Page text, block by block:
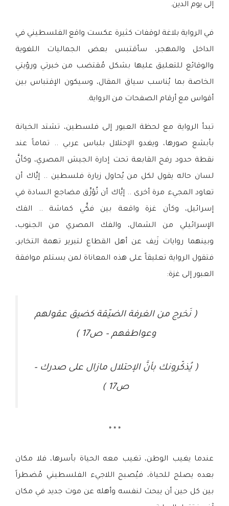
إلى يوم الدين.
في الرواية بلاغة لوقفات كثيرة عكست واقع الفلسطيني في
الداخل والمهجر، سأقتبس بعض الجماليات اللغوية
والوقائع للتعليق عليها بشكل مُقتضب من خبرتي ورؤيتي
الخاصة بما يُناسب سياق المقال، وسيكون الإقتباس بين
أقواس مع أرقام الصفحات من الرواية.
تبدأ الرواية مع لحظة العبور إلى فلسطين، تشتد الخيانة
بأبشع صورها، ويغدو الإحتلال بلباس عربي .. تماماً عند
نقطة حدود رفح القابعة تحت إدارة الجيش المصري، وكأنَّ
لسان حاله يقول لكل من يُحاول زيارة فلسطين .. إيَّاك أن
تعاود المجيء مرة أخرى .. إيَّاك أن تُؤرِّق مضاجع السادة في
إسرائيل، وكأن غزة واقعة بين فكَّي كماشة .. الفك
الإسرائيلي من الشمال، والفك المصري من الجنوب،
وبينهما روايات زَيف عن أهل القطاع لتبرير تهمة التخابر،
فتقول الرواية تعليقاً على هذه المعاناة لمن يستلم موافقة
العبور إلى غزة:
( نَخرج من الغرفة الضيّقة كضيق عقولهم
وعواطفهم – ص17 )
( يُذكّرونك بأنَّ الإحتلال مازال على صدرك –
ص17 )
* * *
عندما يغيب الوطن، تغيب معه الحياة بأسرها، فلا مكان
بعده يصلح للحياة، فيُصبح اللاجيء الفلسطيني مُضطراً
بين كل حين أن يبحث لنفسه وأهله عن موت جديد في مكان